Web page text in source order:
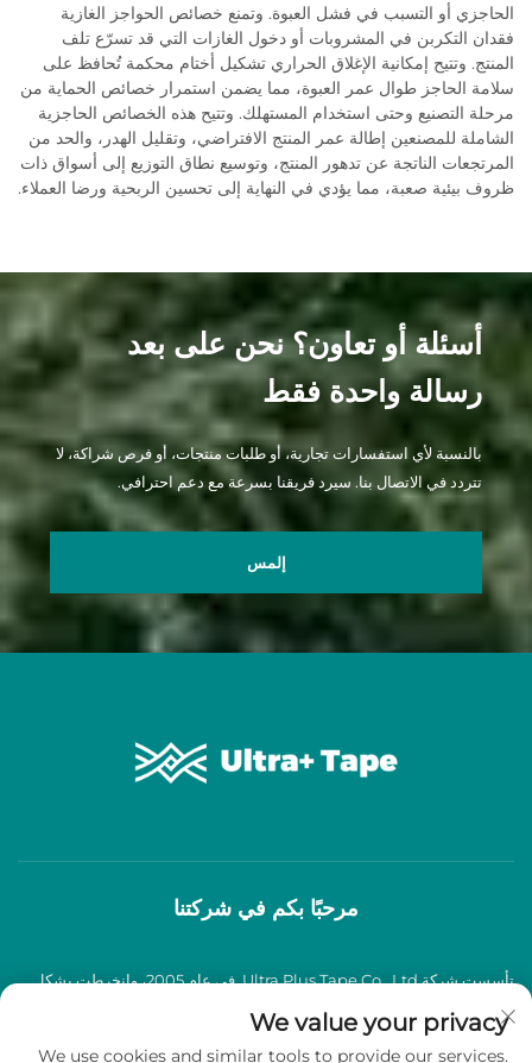
الحاجزي أو التسبب في فشل العبوة. وتمنع خصائص الحواجز الغازية
فقدان التكربن في المشروبات أو دخول الغازات التي قد تسرّع تلف
المنتج. وتتيح إمكانية الإغلاق الحراري تشكيل أختام محكمة تُحافظ على
سلامة الحاجز طوال عمر العبوة، مما يضمن استمرار خصائص الحماية من
مرحلة التصنيع وحتى استخدام المستهلك. وتتيح هذه الخصائص الحاجزية
الشاملة للمصنعين إطالة عمر المنتج الافتراضي، وتقليل الهدر، والحد من
المرتجعات الناتجة عن تدهور المنتج، وتوسيع نطاق التوزيع إلى أسواق ذات
ظروف بيئية صعبة، مما يؤدي في النهاية إلى تحسين الربحية ورضا العملاء.
أسئلة أو تعاون؟ نحن على بعد
رسالة واحدة فقط
بالنسبة لأي استفسارات تجارية، أو طلبات منتجات، أو فرص شراكة، لا
تتردد في الاتصال بنا. سيرد فريقنا بسرعة مع دعم احترافي.
إلمس
مرحبًا بكم في شركتنا
تأسست شركة Ultra Plus Tape Co., Ltd. في عام 2005، وانخرطت بشكل
عميق في صناعة شرائط اللصق BOPP لأكثر من عقدين من الزمان، وتخصصت
في إنتاج وبيع شرائط لاصقة BOPP عالية الجودة.
We value your privacy
We use cookies and similar tools to provide our services.